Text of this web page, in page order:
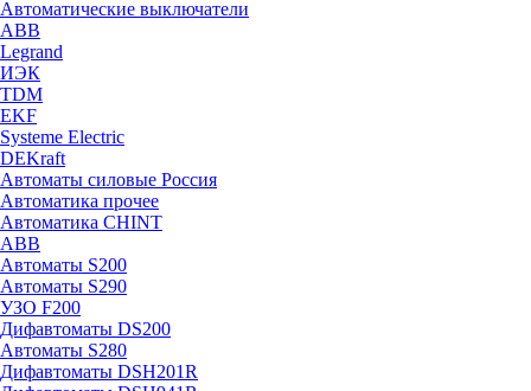
Автоматические выключатели
ABB
Legrand
ИЭК
TDM
EKF
Systeme Electric
DEKraft
Автоматы силовые Россия
Автоматика прочее
Автоматика CHINT
ABB
Автоматы S200
Автоматы S290
УЗО F200
Дифавтоматы DS200
Автоматы S280
Дифавтоматы DSH201R